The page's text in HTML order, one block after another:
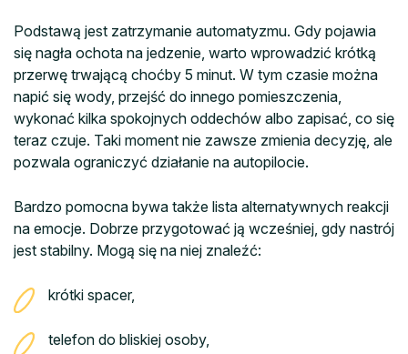
Podstawą jest zatrzymanie automatyzmu. Gdy pojawia
się nagła ochota na jedzenie, warto wprowadzić krótką
przerwę trwającą choćby 5 minut. W tym czasie można
napić się wody, przejść do innego pomieszczenia,
wykonać kilka spokojnych oddechów albo zapisać, co się
teraz czuje. Taki moment nie zawsze zmienia decyzję, ale
pozwala ograniczyć działanie na autopilocie.
Bardzo pomocna bywa także lista alternatywnych reakcji
na emocje. Dobrze przygotować ją wcześniej, gdy nastrój
jest stabilny. Mogą się na niej znaleźć:
krótki spacer,
telefon do bliskiej osoby,